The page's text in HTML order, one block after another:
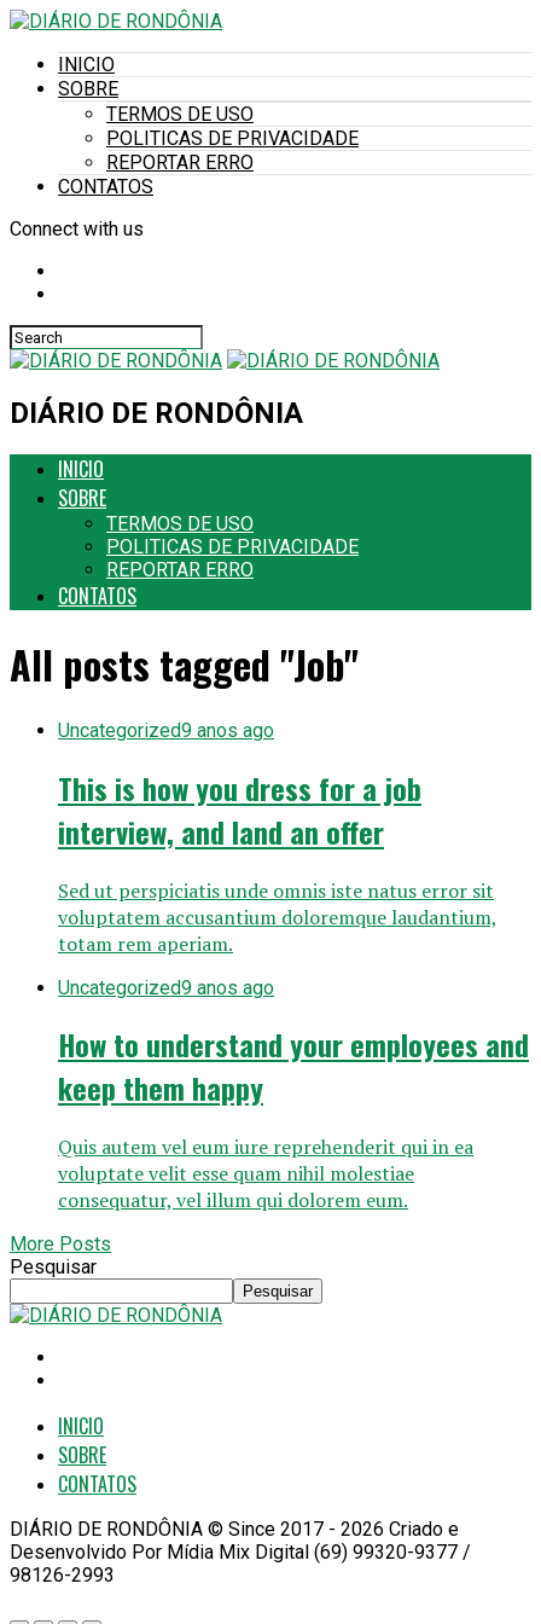
INICIO
SOBRE
TERMOS DE USO
POLITICAS DE PRIVACIDADE
REPORTAR ERRO
CONTATOS
Connect with us
DIÁRIO DE RONDÔNIA
INICIO
SOBRE
TERMOS DE USO
POLITICAS DE PRIVACIDADE
REPORTAR ERRO
CONTATOS
All posts tagged "Job"
Uncategorized9 anos ago
This is how you dress for a job
interview, and land an offer
Sed ut perspiciatis unde omnis iste natus error sit
voluptatem accusantium doloremque laudantium,
totam rem aperiam.
Uncategorized9 anos ago
How to understand your employees and
keep them happy
Quis autem vel eum iure reprehenderit qui in ea
voluptate velit esse quam nihil molestiae
consequatur, vel illum qui dolorem eum.
More Posts
Pesquisar
Pesquisar
INICIO
SOBRE
CONTATOS
DIÁRIO DE RONDÔNIA © Since 2017 - 2026 Criado e
Desenvolvido Por Mídia Mix Digital (69) 99320-9377 /
98126-2993